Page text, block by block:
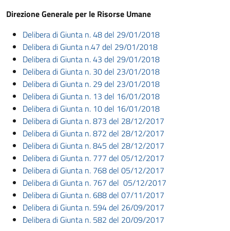
Direzione Generale per le Risorse Umane
Delibera di Giunta n. 48 del 29/01/2018
Delibera di Giunta n.47 del 29/01/2018
Delibera di Giunta n. 43 del 29/01/2018
Delibera di Giunta n. 30 del 23/01/2018
Delibera di Giunta n. 29 del 23/01/2018
Delibera di Giunta n. 13 del 16/01/2018
Delibera di Giunta n. 10 del 16/01/2018
Delibera di Giunta n. 873 del 28/12/2017
Delibera di Giunta n. 872 del 28/12/2017
Delibera di Giunta n. 845 del 28/12/2017
Delibera di Giunta n. 777 del 05/12/2017
Delibera di Giunta n. 768 del 05/12/2017
Delibera di Giunta n. 767 del 05/12/2017
Delibera di Giunta n. 688 del 07/11/2017
Delibera di Giunta n. 594 del 26/09/2017
Delibera di Giunta n. 582 del 20/09/2017